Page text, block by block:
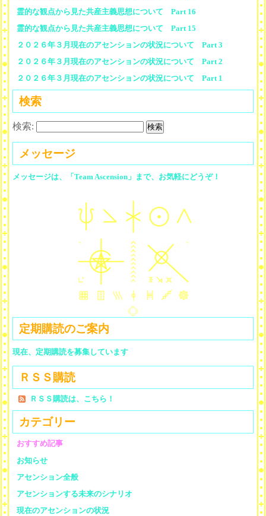
霊的な観点から見た共産主義思想について Part 16
霊的な観点から見た共産主義思想について Part 15
２０２６年３月現在のアセンションの状況について Part 3
２０２６年３月現在のアセンションの状況について Part 2
２０２６年３月現在のアセンションの状況について Part 1
検索
検索:
メッセージ
メッセージは、「Team Ascension」まで、お気軽にどうぞ！
定期購読のご案内
現在、定期購読を募集しています
ＲＳＳ購読
ＲＳＳ購読は、こちら！
カテゴリー
おすすめ記事
お知らせ
アセンション全般
アセンションする未来のシナリオ
現在のアセンションの状況